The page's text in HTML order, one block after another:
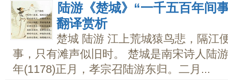
陆游《楚城》“一千五百年间
翻译赏析
楚城 陆游 江上荒城猿鸟悲，隔江
事，只有滩声似旧时。 楚城是南宋诗人陆
年(1178)正月，孝宗召陆游东归。二月...